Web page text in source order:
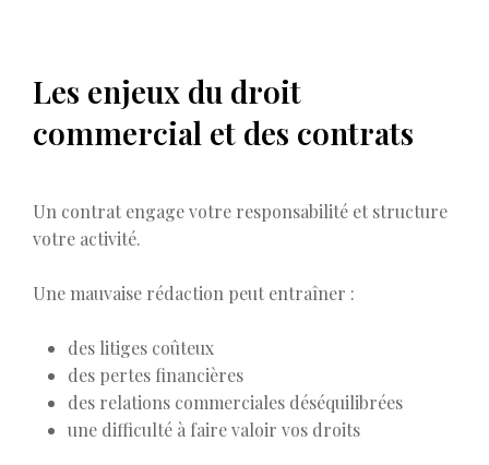
Les enjeux du droit
commercial et des contrats
Un contrat engage votre responsabilité et structure
votre activité.
Une mauvaise rédaction peut entraîner :
des litiges coûteux
des pertes financières
des relations commerciales déséquilibrées
une difficulté à faire valoir vos droits